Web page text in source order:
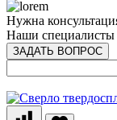
Нужна
Наши специалисты
ЗАДАТЬ ВОПРОС